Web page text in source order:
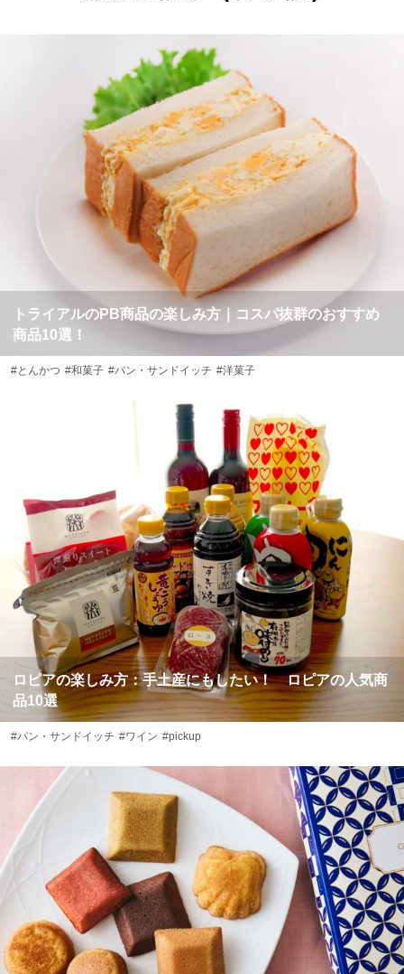
トライアルのPB商品の楽しみ方｜コスパ抜群のおすすめ
商品10選！
#とんかつ #和菓子 #パン・サンドイッチ #洋菓子
ロピアの楽しみ方：手土産にもしたい！ ロピアの人気商
品10選
#パン・サンドイッチ #ワイン #pickup